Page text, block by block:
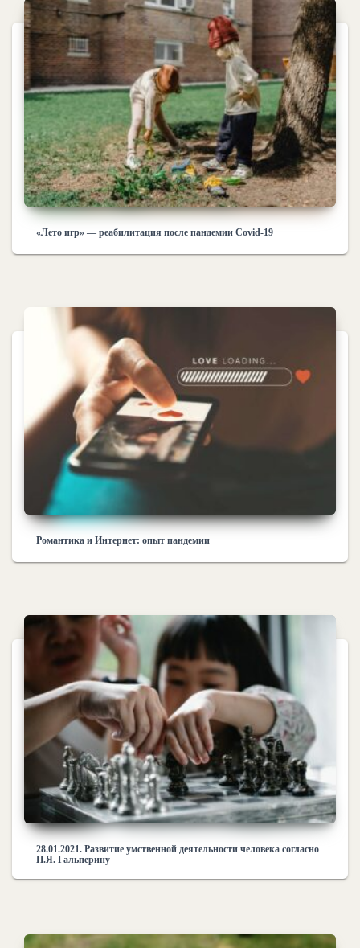
«Лето игр» — реабилитация после пандемии Covid-19
Романтика и Интернет: опыт пандемии
28.01.2021. Развитие умственной деятельности человека согласно
П.Я. Гальперину